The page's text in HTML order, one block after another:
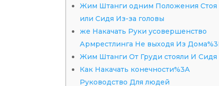
Жим Штанги одним Положения Стоя
или Сидя Из-за головы
же Накачать Руки усовершенство
Армрестлинга Не выходя Из
Жим Штанги От Груди стояли И Сидя
Как Накачать конечности%3A
Руководство Для людей